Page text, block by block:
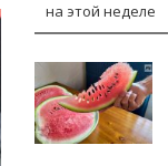
на этой неделе